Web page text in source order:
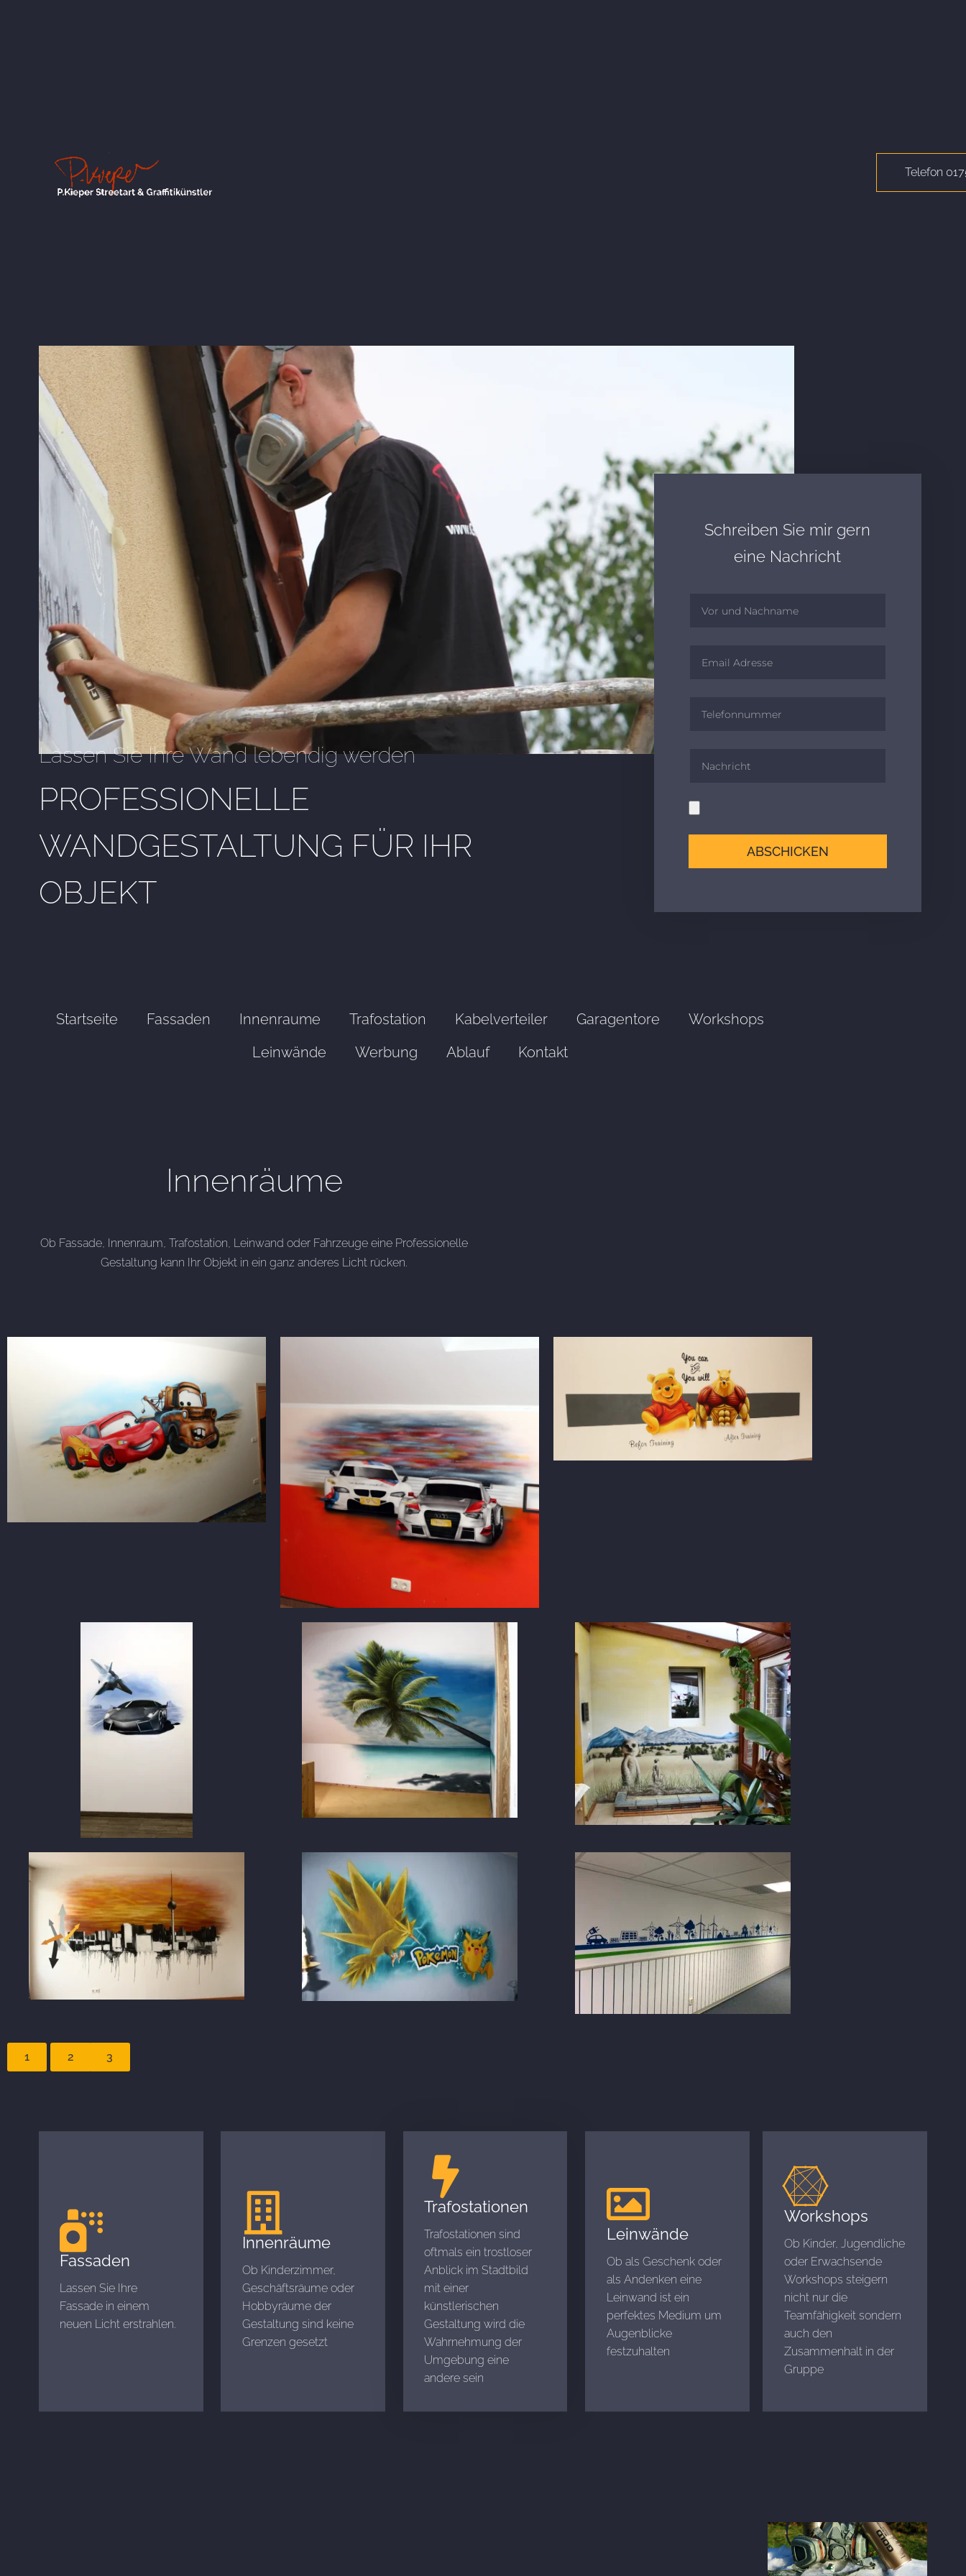
Telefon
Lassen Sie Ihre Wand lebendig werden
PROFESSIONELLE
WANDGESTALTUNG FÜR IHR
OBJEKT
Schreiben Sie mir gern
eine Nachricht
ABSCHICKEN
Startseite Fassaden Innenraume Trafostation Kabelverteiler Garagentore
Workshops
Leinwände
Werbung Ablauf Kontakt
Innenräume
Ob Fassade, Innenraum, Trafostation, Leinwand oder Fahrzeuge eine Professionelle
Gestaltung kann Ihr Objekt in ein ganz anderes Licht rücken.
1 2 3
Fassaden
Lassen Sie Ihre
Fassade in einem
neuen Licht erstrahlen. ​
Innenräume
Ob Kinderzimmer,
Geschäftsräume oder
Hobbyräume der
Gestaltung sind keine
Grenzen gesetzt
Trafostationen
Trafostationen sind
oftmals ein trostloser
Anblick im Stadtbild
mit einer
künstlerischen
Gestaltung wird die
Wahrnehmung der
Umgebung eine
andere sein
Leinwände
Ob als Geschenk oder
als Andenken eine
Leinwand ist ein
perfektes Medium um
Augenblicke
festzuhalten
Workshops
Ob Kinder, Jugendliche
oder Erwachsende
Workshops steigern
nicht nur die
Teamfähigkeit sondern
auch den
Zusammenhalt in der
Gruppe